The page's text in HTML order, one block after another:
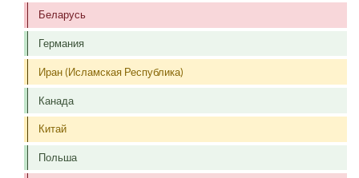
Беларусь
Германия
Иран (Исламская Республика)
Канада
Китай
Польша